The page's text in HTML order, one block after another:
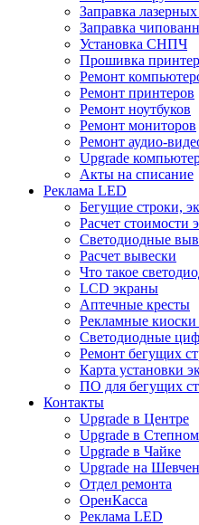
Заправка
Заправка
Установка СНПЧ
Прошивка
Ремонт
Ремонт принтеров
Ремонт ноутбуков
Ремонт мониторов
Ремонт аудио-
Upgrade
Акты на списание
Реклама LED
Бегущие строки,
Расчет стоимости
Светодиодные
Расчет вывески
Что такое
LCD экраны
Аптечные кресты
Рекламные
Светодиодные
Ремонт бегущих
Карта установки
ПО для бегущих
Контакты
Upgrade в Центре
Upgrade в Степном
Upgrade в Чайке
Upgrade на
Отдел ремонта
ОренКасса
Реклама LED